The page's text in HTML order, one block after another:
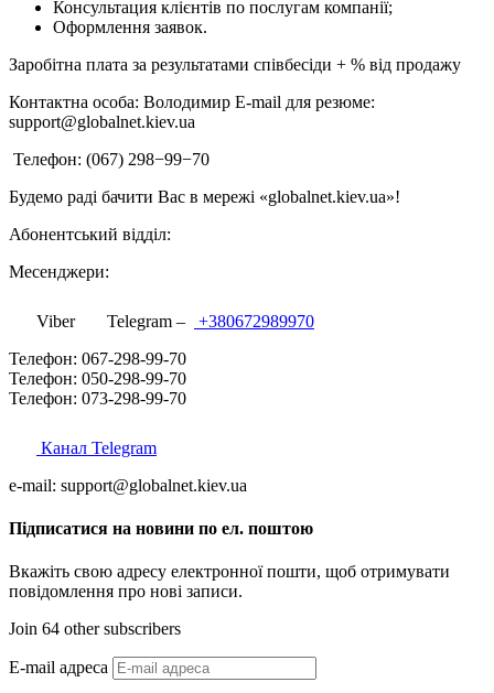
Консультация клієнтів по послугам компанії;
Оформлення заявок.
Заробітна плата за результатами співбесіди + % від продажу
Контактна особа: Володимир E-mail для резюме:
support@globalnet.kiev.ua
Телефон: (067) 298−99−70
Будемо раді бачити Вас в мережі «globalnet.kiev.ua»!
Абонентський відділ:
Месенджери:
Viber Telegram –
+380672989970
Телефон: 067-298-99-70
Телефон: 050-298-99-70
Телефон: 073-298-99-70
Канал Telegram
e-mail: support@globalnet.kiev.ua
Підписатися на новини по ел. поштою
Вкажіть свою адресу електронної пошти, щоб отримувати
повідомлення про нові записи.
Join 64 other subscribers
E-mail адреса